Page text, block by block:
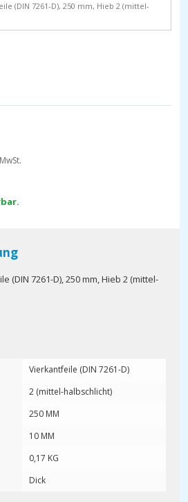
(DIN 7261-D), 250 mm, Hieb 2 (mittel-
(DIN 7261-D), 250 mm, Hieb 2 (mittel-
Vierkantfeile (DIN 7261-D)
2 (mittel-halbschlicht)
250 MM
10 MM
0,17 KG
Dick